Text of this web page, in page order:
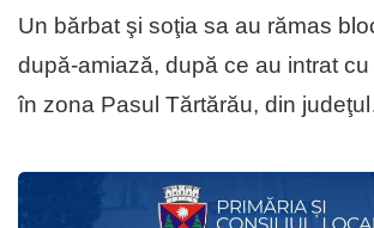
Un bărbat şi soţia sa au rămas
după-amiază, după ce au intrat cu
în zona Pasul Tărtărău, din